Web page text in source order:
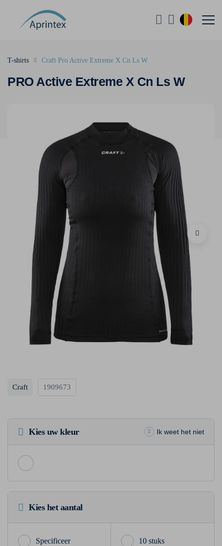
PRO Active Extreme X Cn Ls W
T-shirts Craft Pro Active Extreme X Cn Ls W
Craft 1909673
Kies uw kleur Ik weet het niet
Kies het aantal
10 stuks